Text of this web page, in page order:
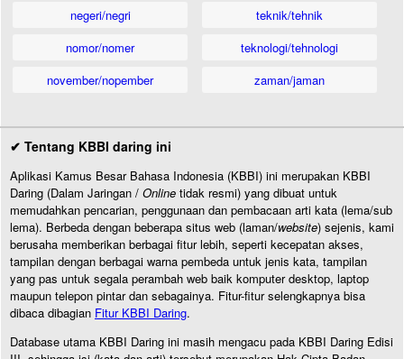
negeri/negri
nomor/nomer
november/nopember
teknik/tehnik
teknologi/tehnologi
zaman/jaman
✔ Tentang KBBI daring ini
Aplikasi Kamus Besar Bahasa Indonesia (KBBI) ini merupakan KBBI
Daring (Dalam Jaringan / Online tidak resmi) yang dibuat untuk
memudahkan pencarian, penggunaan dan pembacaan arti kata (lema/sub
lema). Berbeda dengan beberapa situs web (laman/website) sejenis, kami
berusaha memberikan berbagai fitur lebih, seperti kecepatan akses,
tampilan dengan berbagai warna pembeda untuk jenis kata, tampilan
yang pas untuk segala perambah web baik komputer desktop, laptop
maupun telepon pintar dan sebagainya. Fitur-fitur selengkapnya bisa
dibaca dibagian Fitur KBBI Daring.
Database utama KBBI Daring ini masih mengacu pada KBBI Daring Edisi